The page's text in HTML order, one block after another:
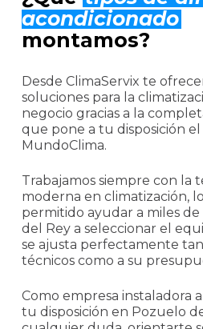
acondicionado
montamos?
Desde ClimaServix te
soluciones para la
negocio gracias a la
que pone a tu disposición
MundoClima.
Trabajamos siempre con la
moderna en climatización,
permitido ayudar a miles
del Rey a seleccionar el
se ajusta perfectamente
técnicos como a su
Como empresa instaladora
tu disposición en Pozuelo